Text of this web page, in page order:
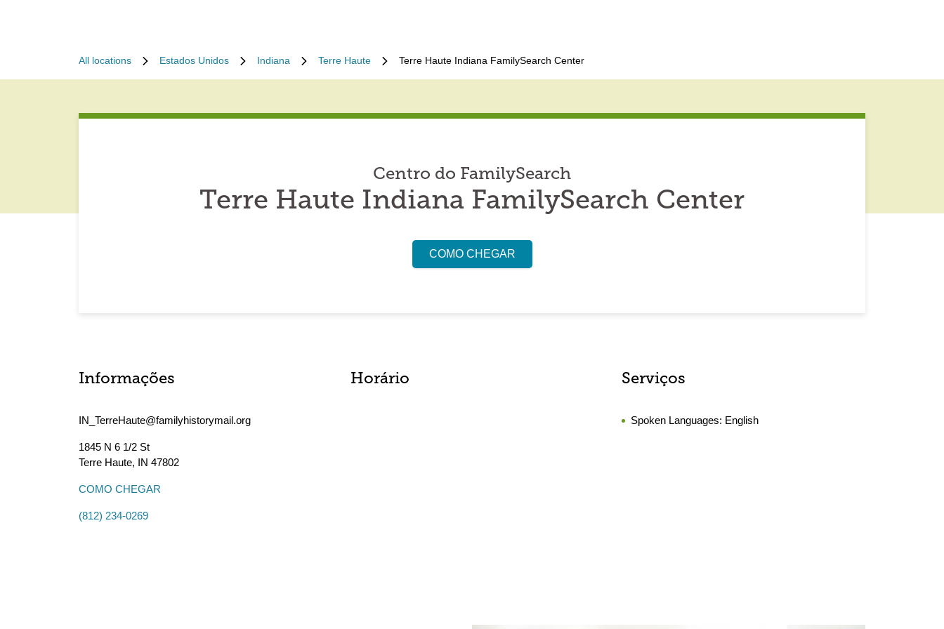
All locations Estados Unidos Indiana Terre Haute Terre Haute Indiana FamilySearch Center
Centro do FamilySearch
Terre Haute Indiana FamilySearch Center
COMO CHEGAR
Informações
IN_TerreHaute@familyhistorymail.org
1845 N 6 1/2 St
Terre Haute, IN 47802
COMO CHEGAR
(812) 234-0269
Horário Serviços
Spoken Languages: English